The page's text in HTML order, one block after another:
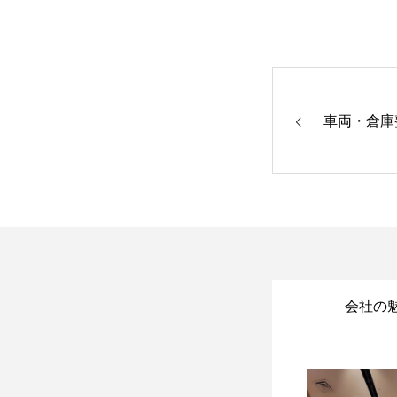
車両・倉
会社の